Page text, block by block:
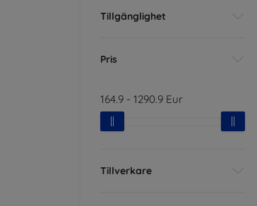
Tillgänglighet
Pris
164.9 - 1290.9 Eur
Tillverkare